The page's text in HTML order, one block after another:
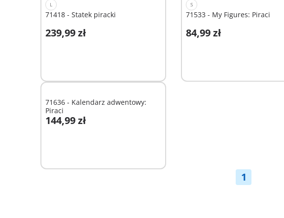
L
71418 - Statek piracki
239,99 zł
Dodaj do koszyka
S
71533 - My Figures: Piraci
84,99 zł
Dodaj do koszyka
71636 - Kalendarz adwentowy:
Piraci
144,99 zł
Dodaj do koszyka
1